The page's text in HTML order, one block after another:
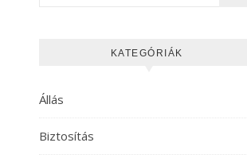
KATEGÓRIÁK
Állás
Biztosítás